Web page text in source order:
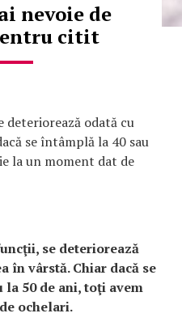
nevoie de
citit
deteriorează odată cu
se întâmplă la 40 sau
la un moment dat de
se deteriorează
în vârstă. Chiar dacă se
la 50 de ani, toţi avem
ochelari.